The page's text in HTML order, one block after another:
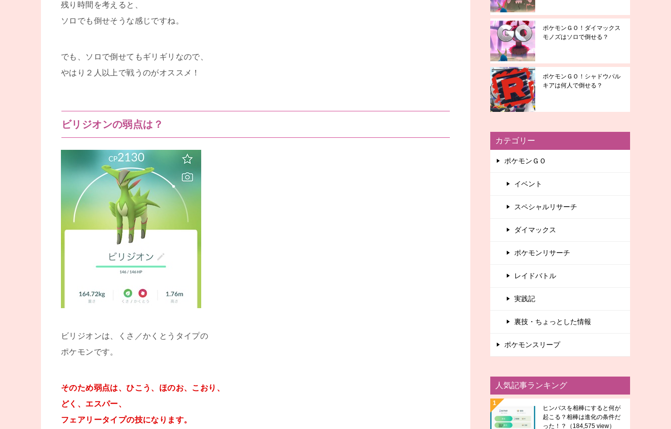
残り時間を考えると、
ソロでも倒せそうな感じですね。
でも、ソロで倒せてもギリギリなので、
やはり２人以上で戦うのがオススメ！
ビリジオンの弱点は？
ビリジオンは、くさ／かくとうタイプの
ポケモンです。
そのため弱点は、ひこう、ほのお、こおり、
どく、エスパー、
フェアリータイプの技になります。
ポケモンＧＯ！ダイマックス
モノズはソロで倒せる？
ポケモンＧＯ！シャドウパル
キアは何人で倒せる？
カテゴリー
ポケモンＧＯ
イベント
スペシャルリサーチ
ダイマックス
ポケモンリサーチ
レイドバトル
実践記
裏技・ちょっとした情報
ポケモンスリープ
人気記事ランキング
ヒンバスを相棒にすると何が
起こる？相棒は進化の条件だ
った！？
（184,575 view）